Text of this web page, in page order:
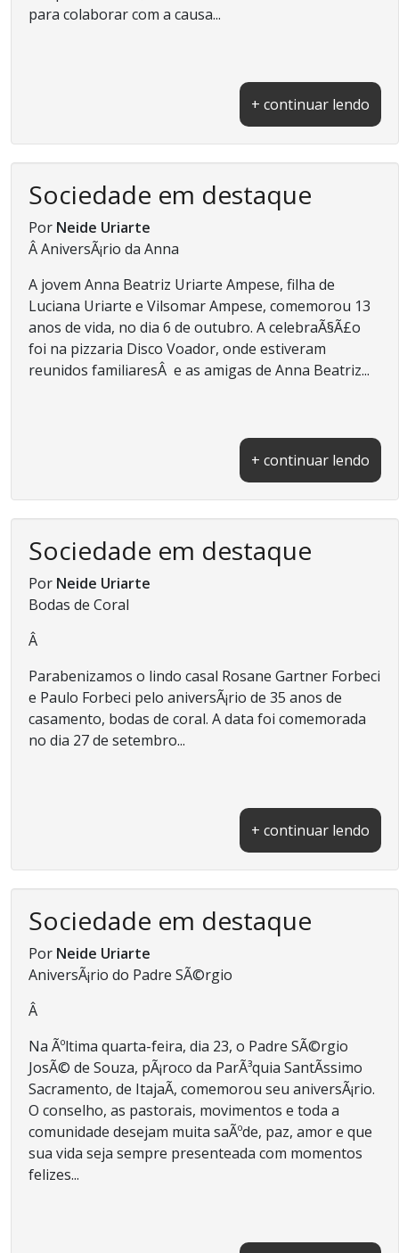
para colaborar com a causa...
+ continuar lendo
Sociedade em destaque
Por Neide Uriarte
Â AniversÃ¡rio da Anna
A jovem Anna Beatriz Uriarte Ampese, filha de
Luciana Uriarte e Vilsomar Ampese, comemorou 13
anos de vida, no dia 6 de outubro. A celebraÃ§Ã£o
foi na pizzaria Disco Voador, onde estiveram
reunidos familiaresÂ e as amigas de Anna Beatriz...
+ continuar lendo
Sociedade em destaque
Por Neide Uriarte
Bodas de Coral
Â
Parabenizamos o lindo casal Rosane Gartner Forbeci
e Paulo Forbeci pelo aniversÃ¡rio de 35 anos de
casamento, bodas de coral. A data foi comemorada
no dia 27 de setembro...
+ continuar lendo
Sociedade em destaque
Por Neide Uriarte
AniversÃ¡rio do Padre SÃ©rgio
Â
Na Ãºltima quarta-feira, dia 23, o Padre SÃ©rgio
JosÃ© de Souza, pÃ¡roco da ParÃ³quia SantÃ­ssimo
Sacramento, de ItajaÃ­, comemorou seu aniversÃ¡rio.
O conselho, as pastorais, movimentos e toda a
comunidade desejam muita saÃºde, paz, amor e que
sua vida seja sempre presenteada com momentos
felizes...